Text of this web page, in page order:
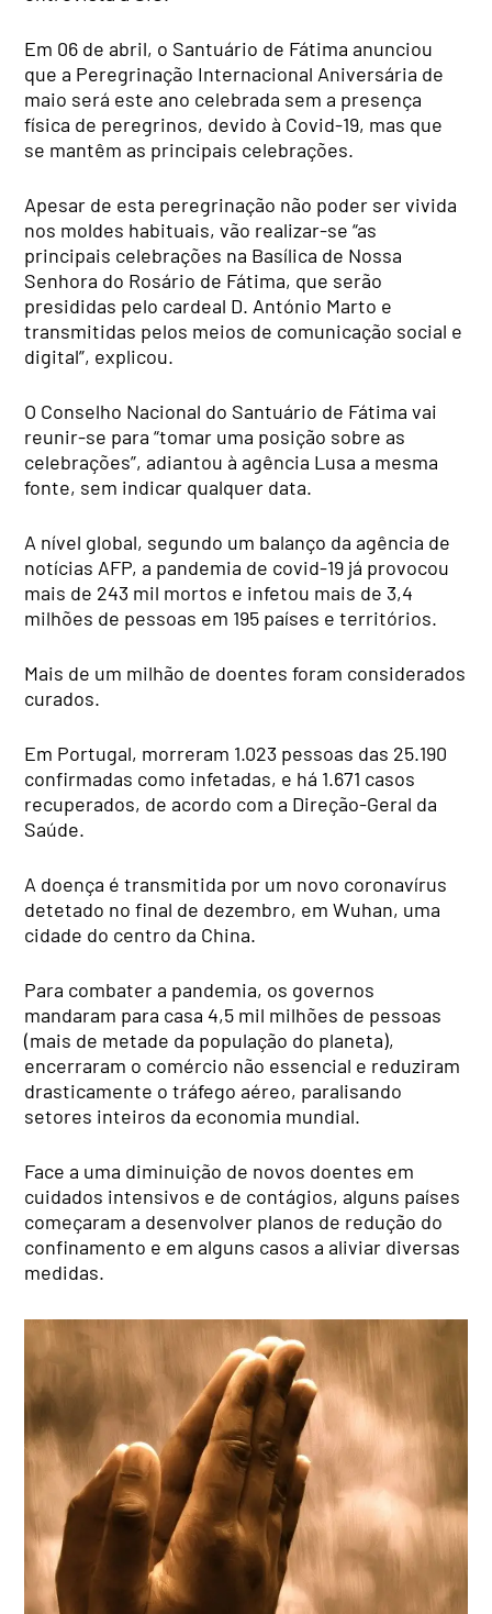
Em 06 de abril, o Santuário de Fátima anunciou
que a Peregrinação Internacional Aniversária de
maio será este ano celebrada sem a presença
física de peregrinos, devido à Covid-19, mas que
se mantêm as principais celebrações.
Apesar de esta peregrinação não poder ser vivida
nos moldes habituais, vão realizar-se “as
principais celebrações na Basílica de Nossa
Senhora do Rosário de Fátima, que serão
presididas pelo cardeal D. António Marto e
transmitidas pelos meios de comunicação social e
digital”, explicou.
O Conselho Nacional do Santuário de Fátima vai
reunir-se para “tomar uma posição sobre as
celebrações”, adiantou à agência Lusa a mesma
fonte, sem indicar qualquer data.
A nível global, segundo um balanço da agência de
notícias AFP, a pandemia de covid-19 já provocou
mais de 243 mil mortos e infetou mais de 3,4
milhões de pessoas em 195 países e territórios.
Mais de um milhão de doentes foram considerados
curados.
Em Portugal, morreram 1.023 pessoas das 25.190
confirmadas como infetadas, e há 1.671 casos
recuperados, de acordo com a Direção-Geral da
Saúde.
A doença é transmitida por um novo coronavírus
detetado no final de dezembro, em Wuhan, uma
cidade do centro da China.
Para combater a pandemia, os governos
mandaram para casa 4,5 mil milhões de pessoas
(mais de metade da população do planeta),
encerraram o comércio não essencial e reduziram
drasticamente o tráfego aéreo, paralisando
setores inteiros da economia mundial.
Face a uma diminuição de novos doentes em
cuidados intensivos e de contágios, alguns países
começaram a desenvolver planos de redução do
confinamento e em alguns casos a aliviar diversas
medidas.